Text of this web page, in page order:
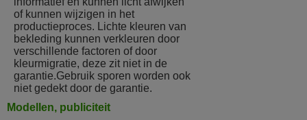
of kunnen wijzigen in het
productieproces. Lichte kleuren van
bekleding kunnen verkleuren door
verschillende factoren of door
kleurmigratie, deze zit niet in de
garantie.Gebruik sporen worden ook
niet gedekt door de garantie.
Modellen, publiciteit